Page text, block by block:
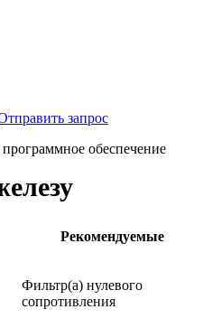
запрос
обеспечение
Рекомендуемые
Фильтр(а) нулевого
сопротивления